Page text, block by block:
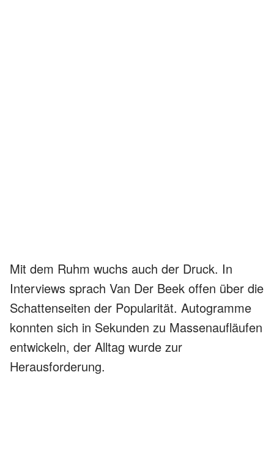
Mit dem Ruhm wuchs auch der Druck. In
Interviews sprach Van Der Beek offen über die
Schattenseiten der Popularität. Autogramme
konnten sich in Sekunden zu Massenaufläufen
entwickeln, der Alltag wurde zur
Herausforderung.